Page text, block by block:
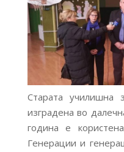
Старата училишна
изградена во
година е
Генерации и